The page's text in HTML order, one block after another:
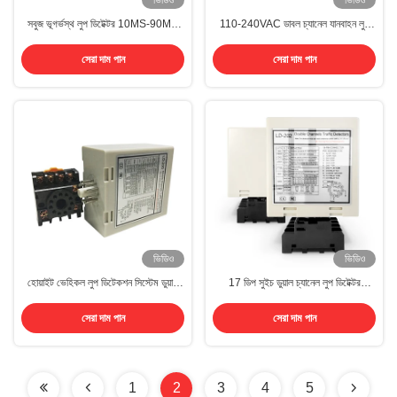
সবুজ ভূগর্ভস্থ লুপ ডিটেক্টর 10MS-90MS
সেরা দাম পান
110-240VAC ডাবল চ্যানেল যানবাহন লুপ
সেরা দাম পান
ভিডিও
হোয়াইট ভেহিকল লুপ ডিটেকশন সিস্টেম ডুয়াল
সেরা দাম পান
ভিডিও
17 ডিপ সুইচ ডুয়াল চ্যানেল লুপ ডিটেক্টর
সেরা দাম পান
1 2 3 4 5